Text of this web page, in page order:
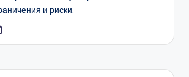
и риски.